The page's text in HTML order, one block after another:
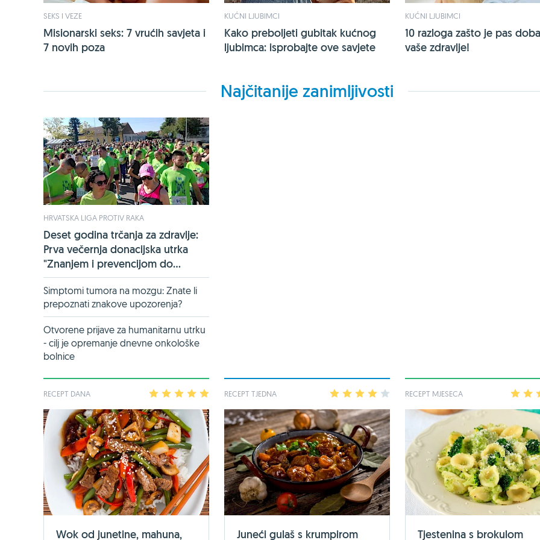
SEKS I VEZE
Misionarski seks: 7 vrućih savjeta i
7 novih poza
KUĆNI LJUBIMCI
Kako preboljeti gubitak kućnog
ljubimca: isprobajte ove savjete
KUĆNI LJUBIMCI
10 razloga zašto je pas
vaše zdravlje!
Najčitanije zanimljivosti
HRVATSKA LIGA PROTIV RAKA
Deset godina trčanja za zdravlje:
Prva večernja donacijska utrka
"Znanjem i prevencijom do...
Simptomi tumora na mozgu: Znate li
prepoznati znakove upozorenja?
Otvorene prijave za humanitarnu utrku
- cilj je opremanje dnevne onkološke
bolnice
RECEPT DANA 2 3 4
Wok od junetine, mahuna,
RECEPT TJEDNA 2 3 4
Juneći gulaš s krumpirom
RECEPT MJESECA 2
Tjestenina s brokulom